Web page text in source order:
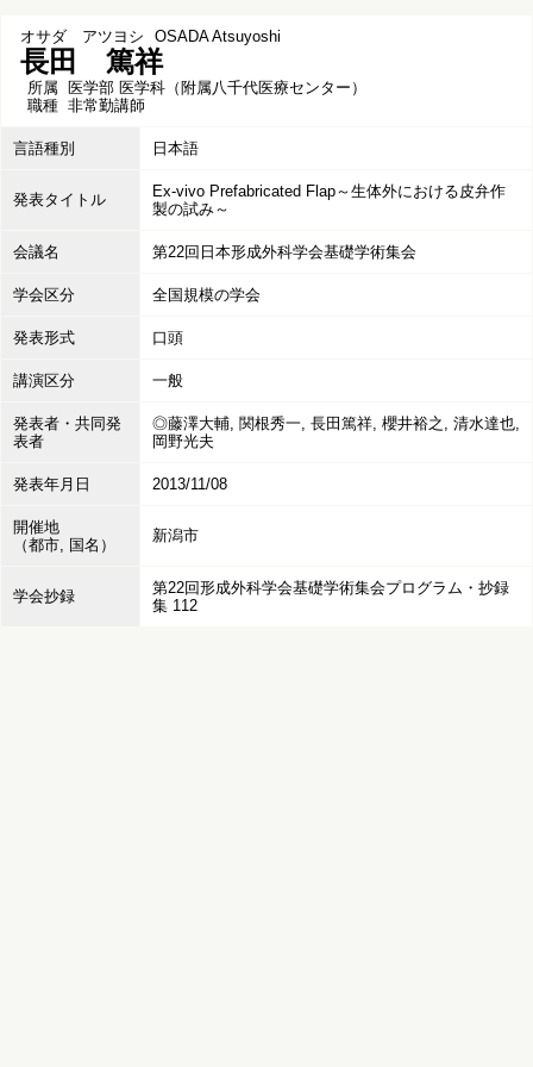
オサダ アツヨシ OSADA Atsuyoshi
長田 篤祥
所属 医学部 医学科（附属八千代医療センター）
職種 非常勤講師
言語種別 日本語
発表タイトル
Ex-vivo Prefabricated Flap～生体外における皮弁作
製の試み～
会議名 第22回日本形成外科学会基礎学術集会
学会区分 全国規模の学会
発表形式 口頭
講演区分 一般
発表者・共同発
表者
◎藤澤大輔, 関根秀一, 長田篤祥, 櫻井裕之, 清水達也,
岡野光夫
発表年月日 2013/11/08
開催地
（都市, 国名）
新潟市
学会抄録
第22回形成外科学会基礎学術集会プログラム・抄録
集 112